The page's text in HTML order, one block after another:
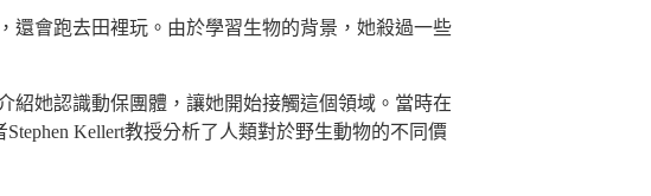
還會跑去田裡玩。由於學習生物的背景，她殺過一些
紹她認識動保團體，讓她開始接觸這個領域。當時在
Stephen Kellert教授分析了人類對於野生動物的不同價